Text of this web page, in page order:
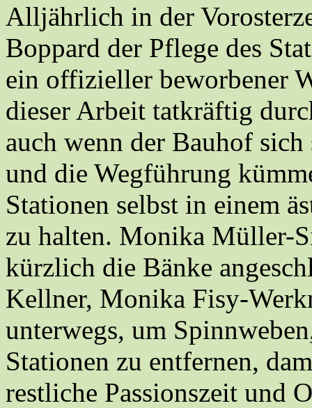
Alljährlich in der
Boppard der Pflege des
ein offizieller beworbener
dieser Arbeit tatkräftig
auch wenn der Bauhof
und die Wegführung
Stationen selbst in einem
zu halten. Monika Müller-
kürzlich die Bänke
Kellner, Monika Fisy-
unterwegs, um
Stationen zu entfernen,
restliche Passionszeit und